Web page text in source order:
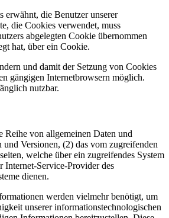
erwähnt, die Benutzer unserer
die Cookies verwendet, muss
abgelegten Cookie übernommen
hat, über ein Cookie.
und damit der Setzung von Cookies
gängigen Internetbrowsern möglich.
nutzbar.
Reihe von allgemeinen Daten und
Versionen, (2) das vom zugreifenden
welche über ein zugreifendes System
Internet-Service-Provider des
dienen.
werden vielmehr benötigt, um
unserer informationstechnologischen